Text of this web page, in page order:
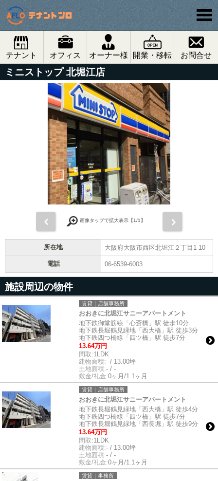
テナント オフィス オーナー様 開業・移転 お問合せ
ミニストップ 北堀江店
画像タップで拡大表示【1/1】
所在地 大阪府大阪市西区北堀江２丁目1-10
電話 06-6539-6003
施設周辺の物件
賃貸｜店舗事務所
おおきに北堀江サニーアパートメント
地下鉄御堂筋線「心斎橋」駅 徒歩10分
地下鉄長堀鶴見緑地「西大橋」駅 徒歩3分
地下鉄四つ橋線「四ツ橋」駅 徒歩7分
13.64万円
間取:1LDK
建物面積:- / 13.00坪
土地面積:- / -
敷金/礼金:0ヶ月/1.1ヶ月
賃貸｜店舗事務所
おおきに北堀江サニーアパートメント
地下鉄長堀鶴見緑地「西大橋」駅 徒歩4分
地下鉄四つ橋線「四ツ橋」駅 徒歩7分
地下鉄長堀鶴見緑地「西長堀」駅 徒歩9分
13.64万円
間取:1LDK
建物面積:- / 13.00坪
土地面積:- / -
敷金/礼金:0ヶ月/1.1ヶ月
賃貸｜事務所